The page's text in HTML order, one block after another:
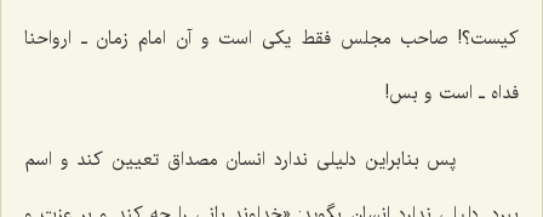
کیست؟! صاحب مجلس فقط یکی است و آن امام زمان ـ ارواحنا
فداه ـ است و بس!
پس بنابراین دلیلی ندارد انسان مصداق تعیین کند و اسم